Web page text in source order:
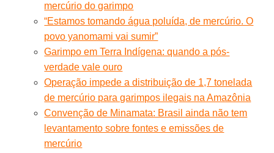
mercúrio do garimpo
“Estamos tomando água poluída, de mercúrio. O
povo yanomami vai sumir”
Garimpo em Terra Indígena: quando a pós-
verdade vale ouro
Operação impede a distribuição de 1,7 tonelada
de mercúrio para garimpos ilegais na Amazônia
Convenção de Minamata: Brasil ainda não tem
levantamento sobre fontes e emissões de
mercúrio